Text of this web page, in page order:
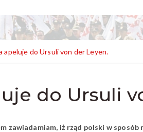
apeluje do Ursuli von der Leyen.
do Ursuli
zawiadamiam, iż rząd polski w